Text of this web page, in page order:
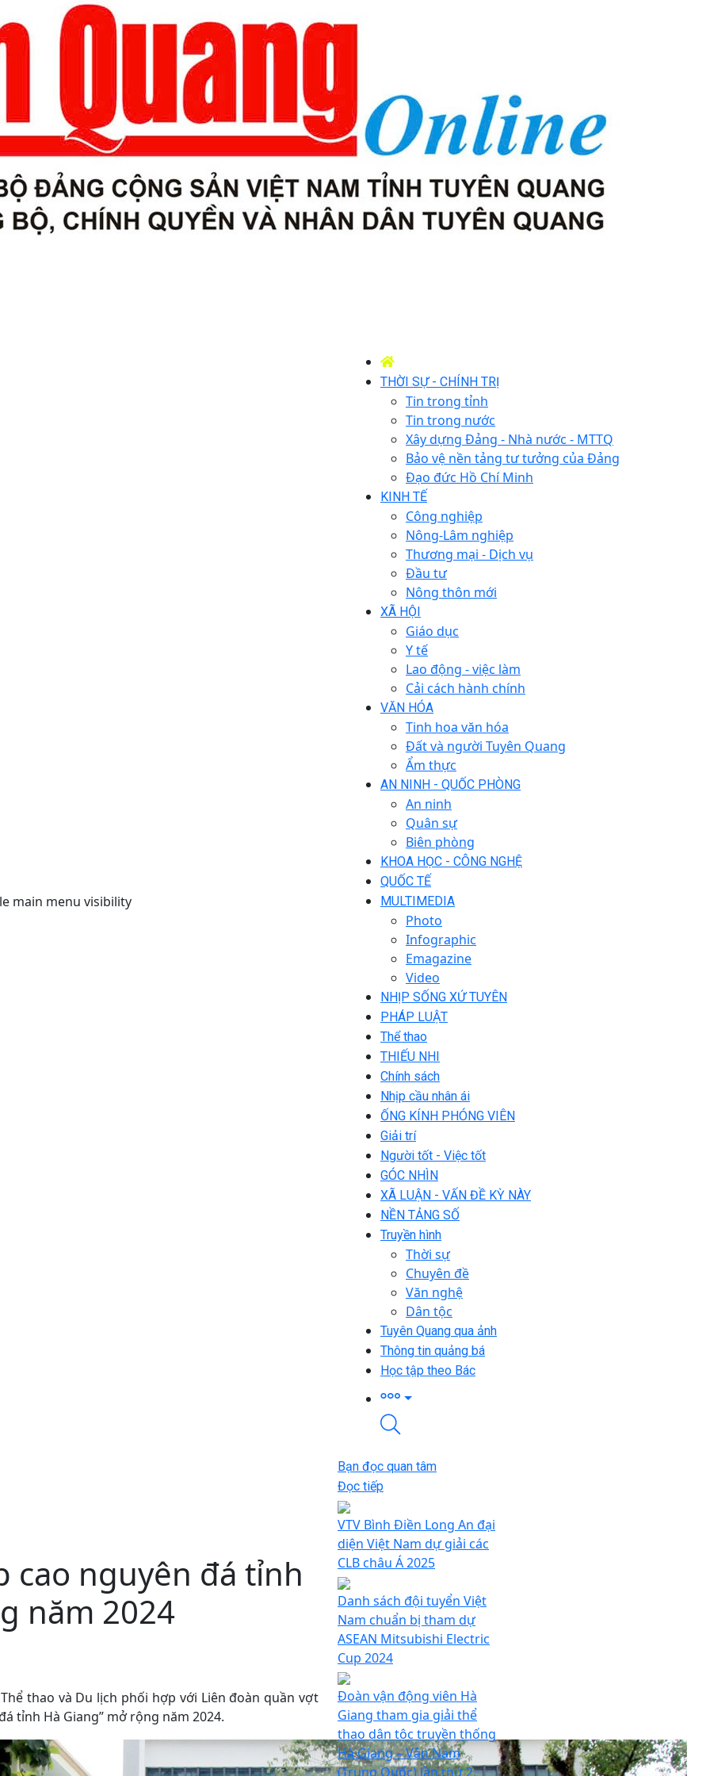
main menu visibility
THỜI SỰ - CHÍNH TRỊ
Tin trong tỉnh
Tin trong nước
Xây dựng Đảng - Nhà nước - MTTQ
Bảo vệ nền tảng tư tưởng của Đảng
Đạo đức Hồ Chí Minh
KINH TẾ
Công nghiệp
Nông-Lâm nghiệp
Thương mại - Dịch vụ
Đầu tư
Nông thôn mới
XÃ HỘI
Giáo dục
Y tế
Lao động - việc làm
Cải cách hành chính
VĂN HÓA
Tinh hoa văn hóa
Đất và người Tuyên Quang
Ẩm thực
AN NINH - QUỐC PHÒNG
An ninh
Quân sự
Biên phòng
KHOA HỌC - CÔNG NGHỆ
QUỐC TẾ
MULTIMEDIA
Photo
Infographic
Emagazine
Video
NHỊP SỐNG XỨ TUYÊN
PHÁP LUẬT
Thể thao
THIẾU NHI
Chính sách
Nhịp cầu nhân ái
ỐNG KÍNH PHÓNG VIÊN
Giải trí
Người tốt - Việc tốt
GÓC NHÌN
XÃ LUẬN - VẤN ĐỀ KỲ NÀY
NỀN TẢNG SỐ
Truyền hình
Thời sự
Chuyên đề
Văn nghệ
Dân tộc
Tuyên Quang qua ảnh
Thông tin quảng bá
Học tập theo Bác
cao nguyên đá tỉnh
năm 2024
thao và Du lịch phối hợp với Liên đoàn quần vợt
tỉnh Hà Giang” mở rộng năm 2024.
Bạn đọc quan tâm
Đọc tiếp
VTV Bình Điền Long An đại
diện Việt Nam dự giải các
CLB châu Á 2025
Danh sách đội tuyển Việt
Nam chuẩn bị tham dự
ASEAN Mitsubishi Electric
Cup 2024
Đoàn vận động viên Hà
Giang tham gia giải thể
thao dân tộc truyền thống
Hà Giang – Vân Nam
(Trung Quốc) lần thứ 2,